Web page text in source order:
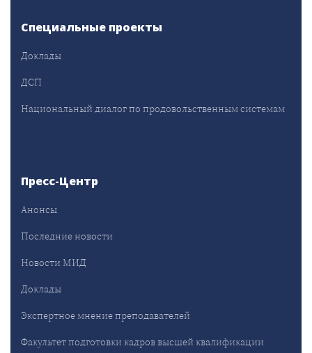
Специальные проекты
Доклады
ДСП
Национальный диалог по продовольственным системам
Пресс-Центр
Анонсы
Последние новости
Новости МИД
Доклады
Экспертное мнение преподавателей
Факультет подготовки кадров высшей квалификации